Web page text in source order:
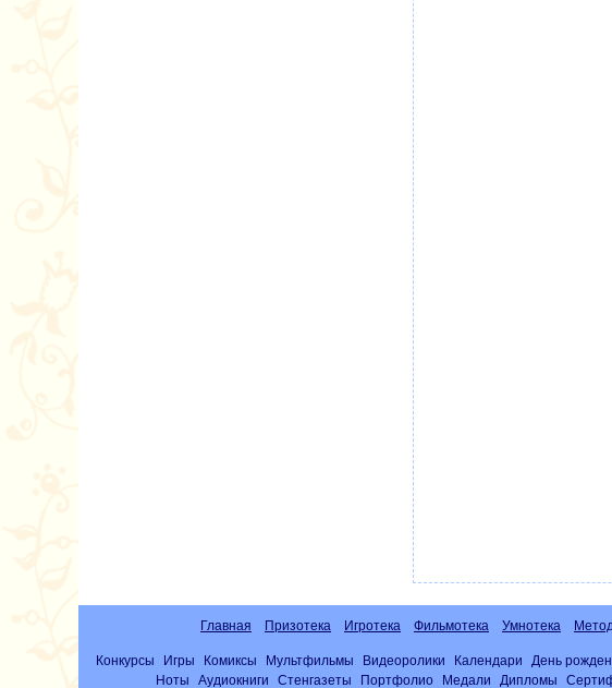
Главная Призотека Игротека Фильмотека Умнотека
Конкурсы Игры Комиксы Мультфильмы Видеоролики Календари День
Ноты
Аудиокниги Стенгазеты Портфолио Медали Дипломы